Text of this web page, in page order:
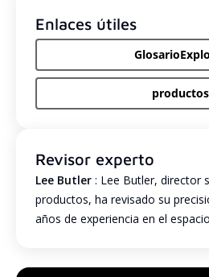
Enlaces útiles
productos
Revisor experto
Lee Butler : Lee Butler, director
productos, ha revisado su
años de experiencia en el